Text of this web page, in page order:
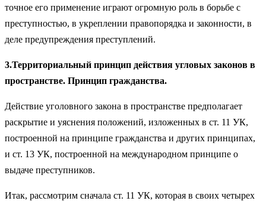
точное его применение играют огромную роль в борьбе с
преступностью, в укреплении правопорядка и законности, в
деле предупреждения преступлений.
3.Территориальный принцип действия угловых законов в
пространстве. Принцип гражданства.
Действие уголовного закона в пространстве предполагает
раскрытие и уяснения положений, изложенных в ст. 11 УК,
построенной на принципе гражданства и других принципах,
и ст. 13 УК, построенной на международном принципе о
выдаче преступников.
Итак, рассмотрим сначала ст. 11 УК, которая в своих четырех